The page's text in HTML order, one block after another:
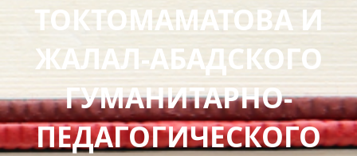
ТОКТОМАМАТОВА И
ЖАЛАЛ-АБАДСКОГО
ГУМАНИТАРНО-
ПЕДАГОГИЧЕСКОГО